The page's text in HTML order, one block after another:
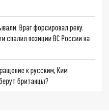
Враг форсировал реку.
спалил позиции ВС России на
к русским, Ким
британцы?